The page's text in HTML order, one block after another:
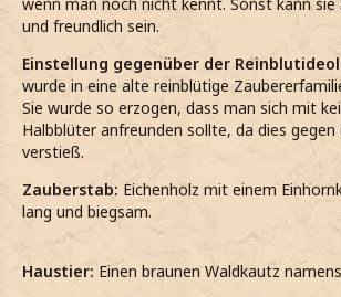
wenn man noch nicht kennt. Sonst kann
und freundlich sein.
Einstellung gegenüber der
wurde in eine alte reinblütige
Sie wurde so erzogen, dass man sich mit
Halbblüter anfreunden sollte, da dies
verstieß.
Zauberstab: Eichenholz mit einem
lang und biegsam.
Haustier: Einen braunen Waldkautz